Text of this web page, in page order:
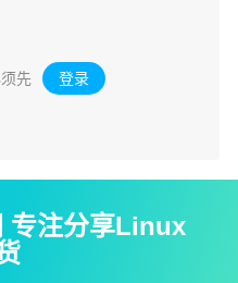
先 登录 。
专注分享Linux